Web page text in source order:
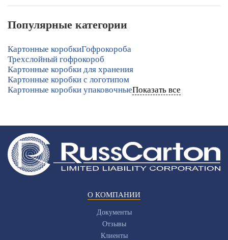
Популярные категории
Картонные коробкиГофрокороба
Трехслойный гофрокороб
Картонные коробки для хранения
Картонные коробки с логотипом
Картонные коробки упаковочныеПоказать все
О КОМПАНИИ
Документы
Отзывы
Клиенты